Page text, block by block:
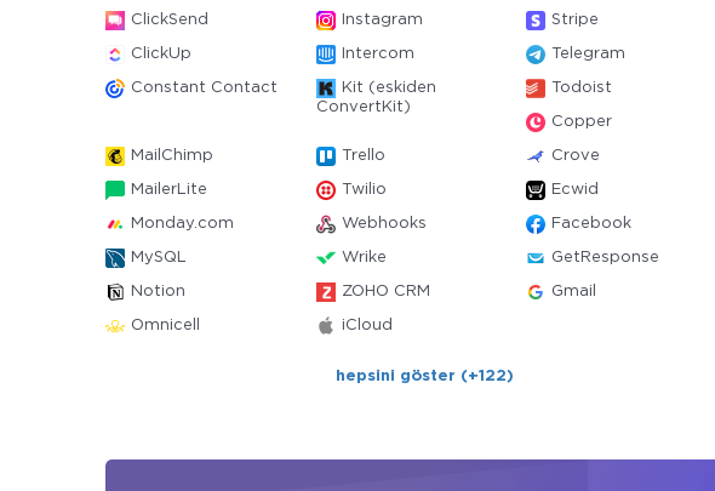
ClickSend Instagram Stripe
ClickUp Intercom Telegram
Constant Contact
Kit (eskiden
ConvertKit)
Todoist
Copper
MailChimp Trello Crove
MailerLite Twilio Ecwid
Monday.com Webhooks Facebook
MySQL Wrike GetResponse
Notion ZOHO CRM Gmail
Omnicell iCloud
hepsini göster (+122)